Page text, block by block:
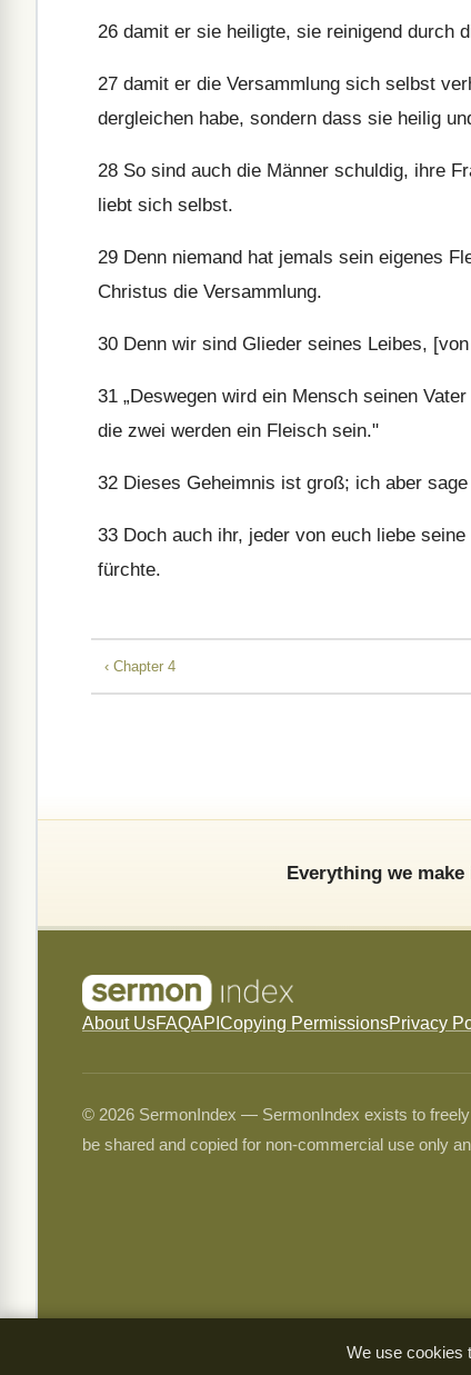
26 damit er sie heiligte, sie reinigend durch
27 damit er die Versammlung sich selbst
dergleichen habe, sondern dass sie heilig
28 So sind auch die Männer schuldig, ihre
liebt sich selbst.
29 Denn niemand hat jemals sein eigenes
Christus die Versammlung.
30 Denn wir sind Glieder seines Leibes,
31 „Deswegen wird ein Mensch seinen
die zwei werden ein Fleisch sein."
32 Dieses Geheimnis ist groß; ich aber
33 Doch auch ihr, jeder von euch liebe
fürchte.
‹ Chapter 4
Everything we make
About UsFAQAPI Copying PermissionsPrivacy
© 2026 SermonIndex — SermonIndex exists to
be shared and copied for non-commercial use only
We use cookies